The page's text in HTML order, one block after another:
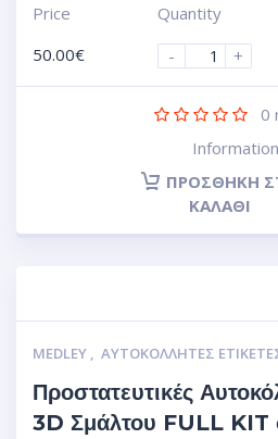
Price
50.00€
Quantity
-
+
0
Information
ΠΡΟΣΘΉΚΗ
ΚΑΛΆΘΙ
MEDLEY , ΑΥΤΟΚΌΛΛΗΤΕΣ
Προστατευτικές
3D Σμάλτου FULL KIT